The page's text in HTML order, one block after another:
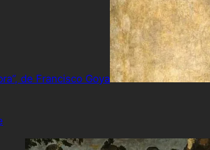
de Francisco Goya